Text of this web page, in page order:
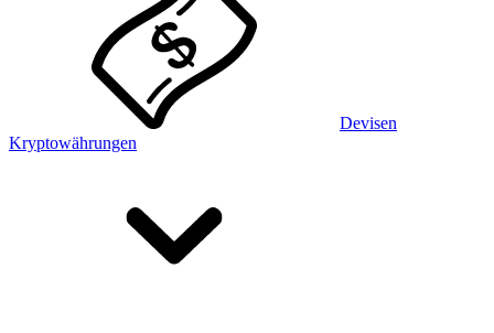
Devisen
Kryptowährungen